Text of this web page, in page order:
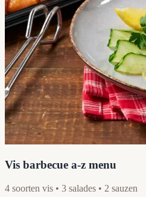
Vis barbecue a-z menu
4 soorten vis • 3 salades • 2 sauzen